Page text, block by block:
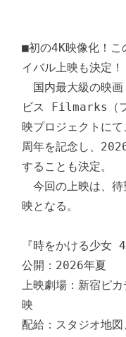
■初の4K映像化！こ
イバル上映も決定！
国内最大級の映画
ビス Filmarks（フ
映プロジェクトに
周年を記念し、
することも決定。
今回の上映は、待
映となる。
『時をかける少女
公開：2026年夏
上映劇場：新宿ピ
映
配給：スタジオ地